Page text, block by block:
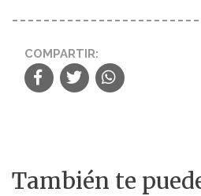
COMPARTIR:
También te